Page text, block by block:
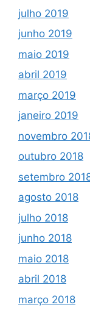
julho 2019
junho 2019
maio 2019
abril 2019
março 2019
janeiro 2019
novembro
outubro 2018
setembro
agosto 2018
julho 2018
junho 2018
maio 2018
abril 2018
março 2018